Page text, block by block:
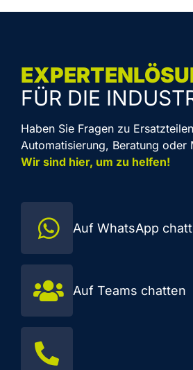
FÜR DIE
Haben Sie Fragen zu
Automatisierung, Beratung oder
Wir sind hier, um zu helfen!
Auf WhatsApp
Auf Teams chatten